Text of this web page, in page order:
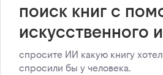
поиск книг с
искусственного
спросите ИИ какую книгу
спросили бы у человека.